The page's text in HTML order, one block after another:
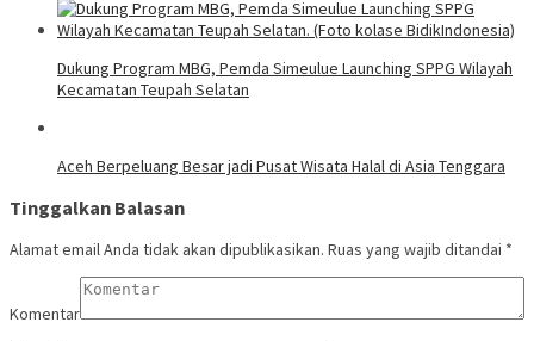
Dukung Program MBG, Pemda Simeulue Launching SPPG Wilayah
Kecamatan Teupah Selatan
Aceh Berpeluang Besar jadi Pusat Wisata Halal di Asia Tenggara
Tinggalkan Balasan
Alamat email Anda tidak akan dipublikasikan. Ruas yang wajib ditandai *
Komentar